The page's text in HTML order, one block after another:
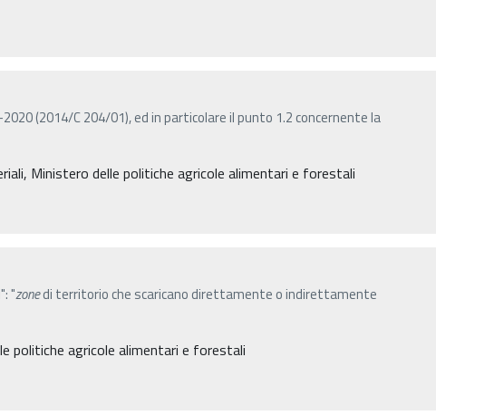
(2014/C 204/01), ed in particolare il punto 1.2 concernente la
Ministero delle politiche agricole alimentari e forestali
"zonedi territorio che scaricano direttamente o indirettamente
politiche agricole alimentari e forestali